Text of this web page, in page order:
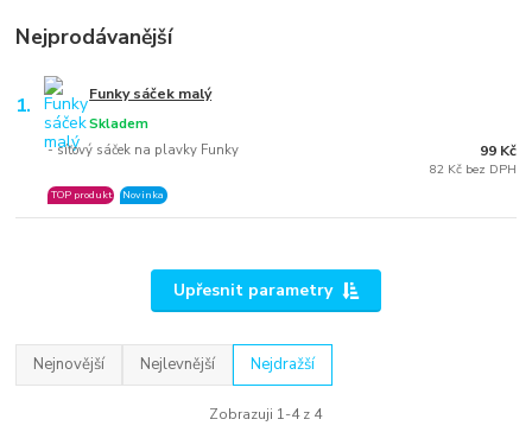
Nejprodávanější
1. Funky sáček malý
- síťový sáček na plavky Funky
Skladem
TOP produkt Novinka
99 Kč
82 Kč bez DPH
Upřesnit parametry
Nejnovější Nejlevnější Nejdražší
Zobrazuji 1-4 z 4